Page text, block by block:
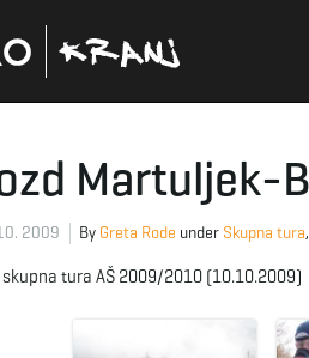
Martuljek-
2009 By Greta Rode under Skupna tura,
skupna tura AŠ 2009/2010 (10.10.2009)